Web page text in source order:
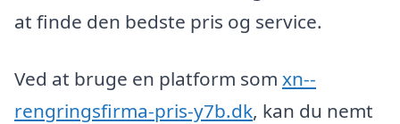
at finde den bedste pris og service.
Ved at bruge en platform som xn--
rengringsfirma-pris-y7b.dk, kan du nemt